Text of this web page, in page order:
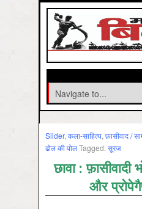
Slider, कला-साहित्‍य, फ़ासीवाद /
ढोल की पोलTagged:सूरज
छावा :
और